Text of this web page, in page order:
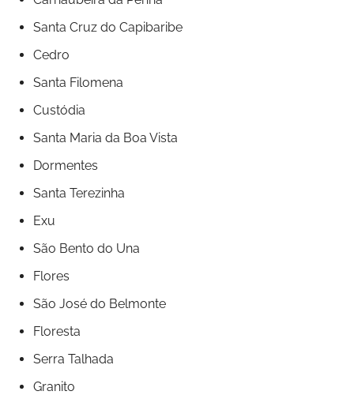
Santa Cruz do Capibaribe
Cedro
Santa Filomena
Custódia
Santa Maria da Boa Vista
Dormentes
Santa Terezinha
Exu
São Bento do Una
Flores
São José do Belmonte
Floresta
Serra Talhada
Granito